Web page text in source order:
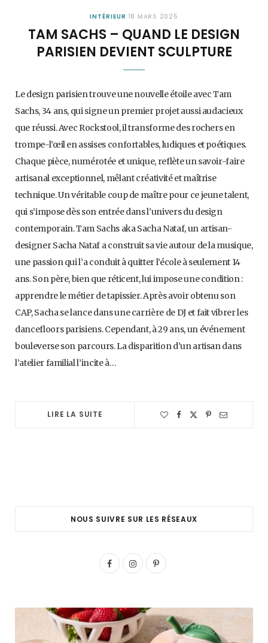
INTÉRIEUR 18 MARS 2025
TAM SACHS – QUAND LE DESIGN
PARISIEN DEVIENT SCULPTURE
Le design parisien trouve une nouvelle étoile avec Tam
Sachs, 34 ans, qui signe un premier projet aussi audacieux
que réussi. Avec Rockstool, il transforme des rochers en
trompe-l’œil en assises confortables, ludiques et poétiques.
Chaque pièce, numérotée et unique, reflète un savoir-faire
artisanal exceptionnel, mêlant créativité et maîtrise
technique. Un véritable coup de maître pour ce jeune talent,
qui s’impose dès son entrée dans l’univers du design
contemporain. Tam Sachs aka Sacha Nataf, un artisan-
designer Sacha Nataf a construit sa vie autour de la musique,
une passion qui l’a conduit à quitter l’école à seulement 14
ans. Son père, bien que réticent, lui impose une condition :
apprendre le métier de tapissier. Après avoir obtenu son
CAP, Sacha se lance dans une carrière de DJ et fait vibrer les
dancefloors parisiens. Cependant, à 29 ans, un événement
bouleverse son parcours. La disparition d’un artisan dans
l’atelier familial l’incite à…
LIRE LA SUITE
NOUS SUIVRE SUR LES RÉSEAUX
F
e
I
t
P
t